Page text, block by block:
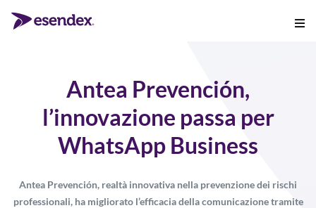
Antea Prevención,
l’innovazione passa per
WhatsApp Business
Antea Prevención, realtà innovativa nella prevenzione dei rischi
professionali, ha migliorato l’efficacia della comunicazione tramite